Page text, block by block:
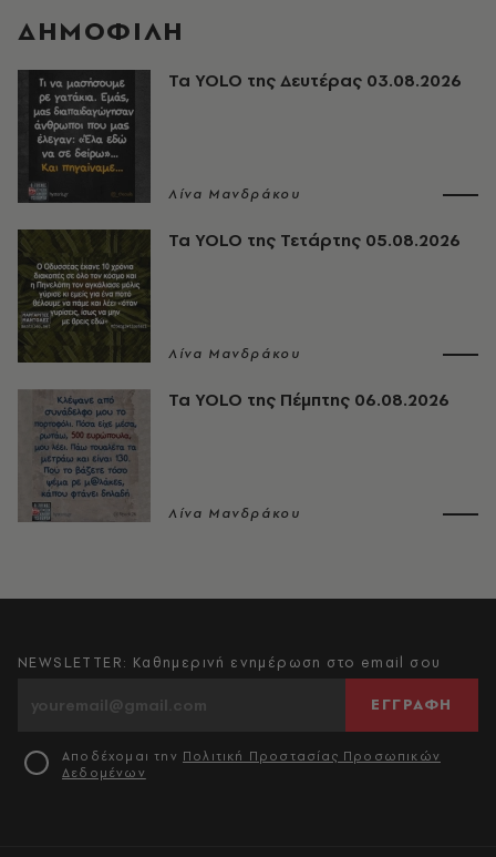
ΔΗΜΟΦΙΛΗ
Τα YOLO της Δευτέρας 03.08.2026
Λίνα Μανδράκου
Τα YOLO της Τετάρτης 05.08.2026
Λίνα Μανδράκου
Τα YOLO της Πέμπτης 06.08.2026
Λίνα Μανδράκου
NEWSLETTER: Καθημερινή ενημέρωση στο email σου
ΕΓΓΡΑΦΗ
Αποδέχομαι την Πολιτική Προστασίας Προσωπικών
Δεδομένων